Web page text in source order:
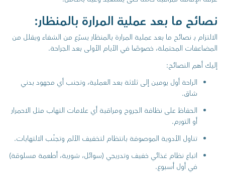
نصائح ما بعد عملية المرارة بالمنظار:
الالتزام بـ نصائح ما بعد عملية المرارة بالمنظار يسرّع من الشفاء ويقلل من
المضاعفات المحتملة، خصوصًا في الأيام الأولى بعد الجراحة.
إليك أهم النصائح:
الراحة أول يومين إلى ثلاثة بعد العملية، وتجنب أي مجهود بدني
شاق.
الحفاظ على نظافة الجروح ومراقبة أي علامات التهاب مثل الاحمرار
أو التورم.
تناول الأدوية الموصوفة بانتظام لتخفيف الألم وتجنّب الالتهابات.
اتباع نظام غذائي خفيف وتدريجي (سوائل، شوربة، أطعمة مسلوقة)
في أول أسبوع.